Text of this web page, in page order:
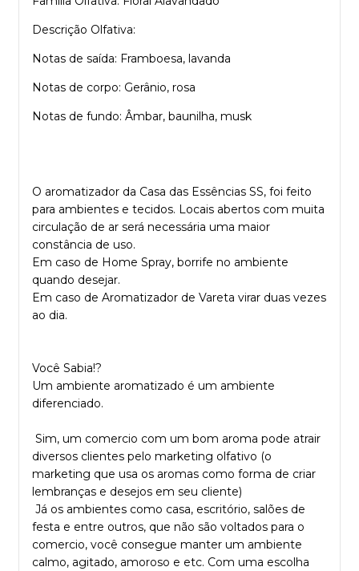
Descrição Olfativa:
Notas de saída: Framboesa, lavanda
Notas de corpo: Gerânio, rosa
Notas de fundo: Âmbar, baunilha, musk
O aromatizador da Casa das Essências SS, foi feito
para ambientes e tecidos. Locais abertos com muita
circulação de ar será necessária uma maior
constância de uso.
Em caso de Home Spray, borrife no ambiente
quando desejar.
Em caso de Aromatizador de Vareta virar duas vezes
ao dia.
Você Sabia!?
Um ambiente aromatizado é um ambiente
diferenciado.
Sim, um comercio com um bom aroma pode atrair
diversos clientes pelo marketing olfativo (o
marketing que usa os aromas como forma de criar
lembranças e desejos em seu cliente)
Já os ambientes como casa, escritório, salões de
festa e entre outros, que não são voltados para o
comercio, você consegue manter um ambiente
calmo, agitado, amoroso e etc. Com uma escolha